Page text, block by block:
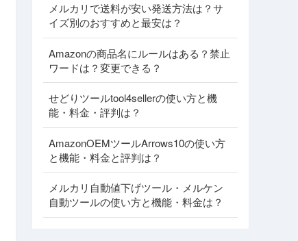
メルカリで送料が安い発送方法は？サ
イズ別のおすすめと最安は？
Amazonの商品名にルールはある？禁止
ワードは？変更できる？
せどりツールtool4sellerの使い方と機
能・料金・評判は？
AmazonOEMツールArrows10の使い方
と機能・料金と評判は？
メルカリ自動値下げツール・メルケン
自動ツールの使い方と機能・料金は？